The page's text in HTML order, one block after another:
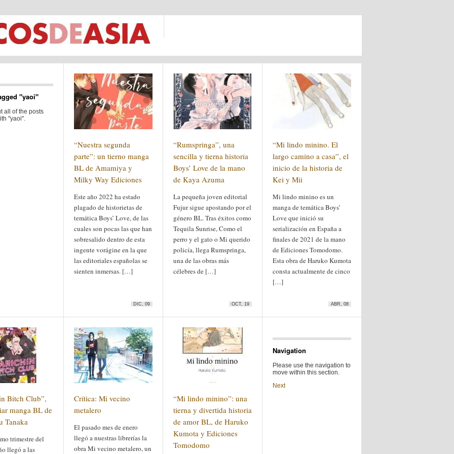
"yaoi"
all of the posts
"yaoi".
“Nuestra segunda
parte”: un tierno manga
BL de Amamiya y
Milky Way Ediciones
Este año 2022 ha estado
plagado de historietas de
temática Boys’ Love, de las
cuales son pocas las que han
sobresalido dentro de esta
ingente vorágine en la que
las editoriales españolas se
sienten inmersas. […]
DIC, 09
“Rumspringa”, una
sencilla y tierna historia
Boys’ Love de la mano
de Kaya Azuma
La pequeña joven editorial
Fujur sigue apostando por el
género BL. Tras éxitos como
Tequila Sunrise, Como el
perro y el gato o Mi querido
policía, llega Rumspringa,
una de las obras más
célebres de […]
OCT, 19
“Mi lindo minino. El
largo camino a casa”, el
inicio de la historia de
Kei y Mii
Mi lindo minino es un
manga de temática Boys’
Love que inició su
serialización en España a
finales de 2021 de la mano
de Ediciones Tomodomo.
Esta obra de Haruko Kumota
consta actualmente de cinco
[…]
ABR, 08
Bitch Club”,
manga BL de
Tanaka
trimestre del
llegó a las
Crítica: Mi vecino
metalero
El pasado mes de enero
llegó a nuestras librerías la
obra Mi vecino metalero, un
“Mi lindo minino”: una
tierna y divertida historia
de amor BL, de Haruko
Kumota y Ediciones
Tomodomo
Navigation
Please use the navigation to
move within this section.
Next